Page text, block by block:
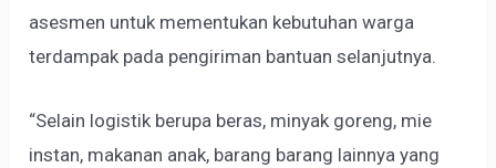
asesmen untuk mementukan kebutuhan warga
terdampak pada pengiriman bantuan selanjutnya.
“Selain logistik berupa beras, minyak goreng, mie
instan, makanan anak, barang barang lainnya yang